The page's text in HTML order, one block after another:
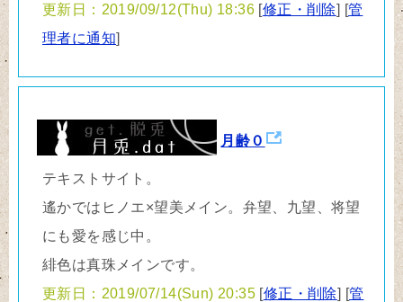
更新日：2019/09/12(Thu) 18:36 [修正・削除] [管
理者に通知]
月齢０
テキストサイト。
遙かではヒノエ×望美メイン。弁望、九望、将望
にも愛を感じ中。
緋色は真珠メインです。
更新日：2019/07/14(Sun) 20:35 [修正・削除] [管